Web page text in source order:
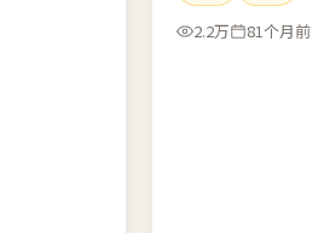
2.2万
81个月前